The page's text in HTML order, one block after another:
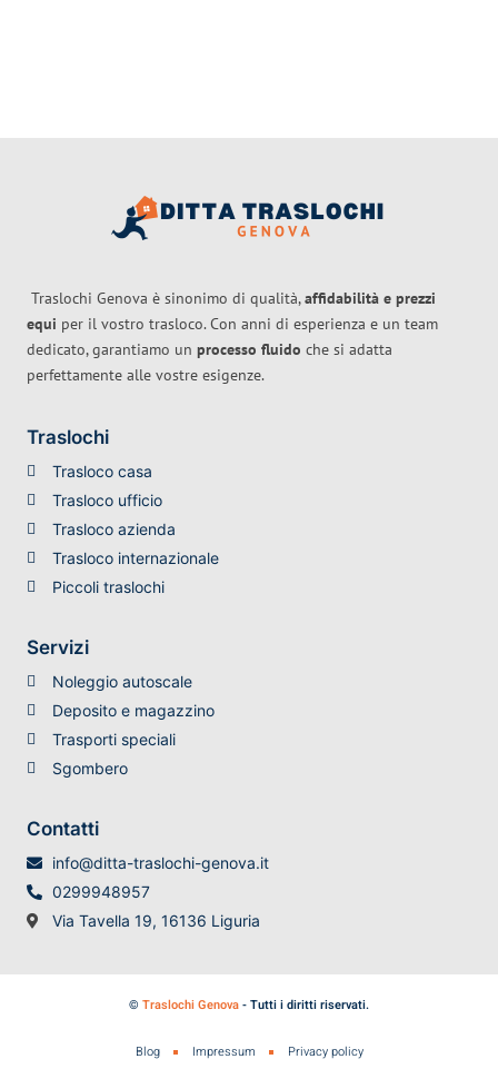
Traslochi Genova è sinonimo di qualità,affidabilità e prezzi
equi per il vostro trasloco. Con anni di esperienza e un team
dedicato, garantiamo un processo fluido che si adatta
perfettamente alle vostre esigenze.
Traslochi
Trasloco casa
Trasloco ufficio
Trasloco azienda
Trasloco internazionale
Piccoli traslochi
Servizi
Noleggio autoscale
Deposito e magazzino
Trasporti speciali
Sgombero
Contatti
info@ditta-traslochi-genova.it
0299948957
Via Tavella 19, 16136 Liguria
© Traslochi Genova- Tutti i diritti riservati.
Blog Impressum Privacy policy